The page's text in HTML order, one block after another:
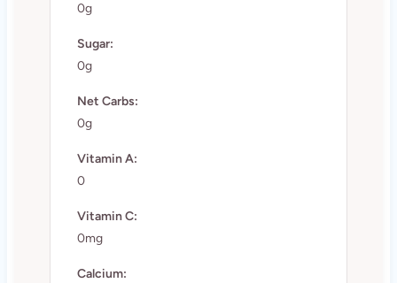
0g
Sugar:
0g
Net Carbs:
0g
Vitamin A:
0
Vitamin C:
0mg
Calcium: